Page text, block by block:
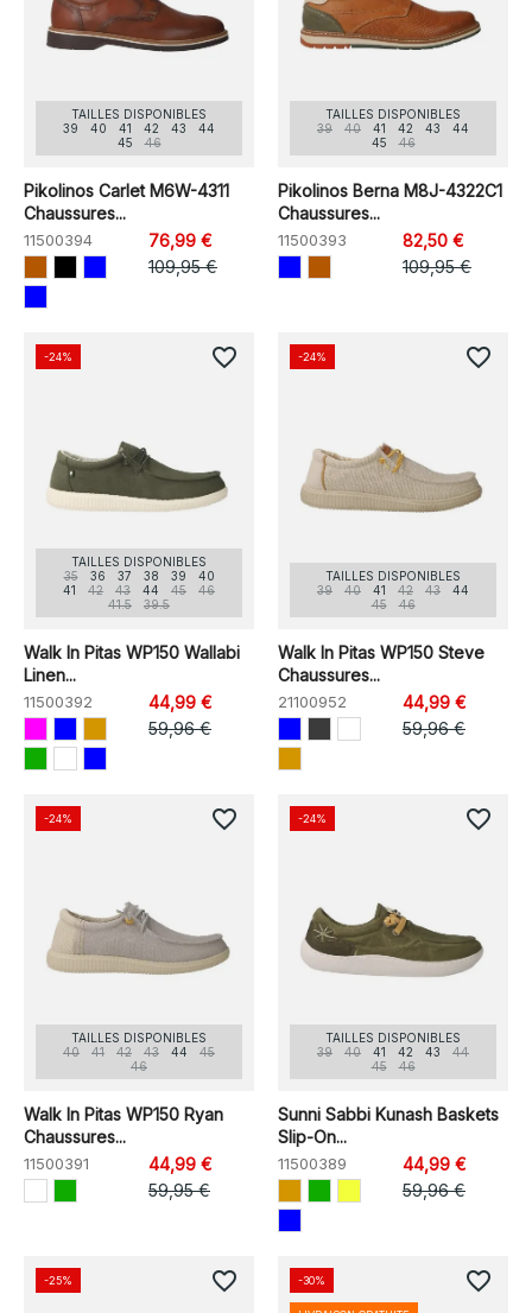
TAILLES DISPONIBLES
39
40 41 42 43
44
45
46
Pikolinos Carlet M6W-4311
Chaussures...
11500394
76,99 €
109,95 €
TAILLES DISPONIBLES
39
40 41 42 43
44
45
46
Pikolinos Berna M8J-4322C1
Chaussures...
11500393
82,50 €
109,95 €
TAILLES DISPONIBLES
35
36 37 38 39
40
41
42 43 44 45
46
41.5
39.5
Walk In Pitas WP150 Wallabi
Linen...
11500392
44,99 €
59,96 €
-24% favorite_border
TAILLES DISPONIBLES
39
40 41 42 43
44
45
46
Walk In Pitas WP150 Steve
Chaussures...
21100952
44,99 €
59,96 €
-24% favorite_border
TAILLES DISPONIBLES
40
41 42 43 44
45
46
Walk In Pitas WP150 Ryan
Chaussures...
11500391
44,99 €
59,95 €
-24% favorite_border
TAILLES DISPONIBLES
39
40 41 42 43
44
45
46
Sunni Sabbi Kunash Baskets
Slip-On...
11500389
44,99 €
59,96 €
-24% favorite_border
-25% favorite_border -30% favorite_border